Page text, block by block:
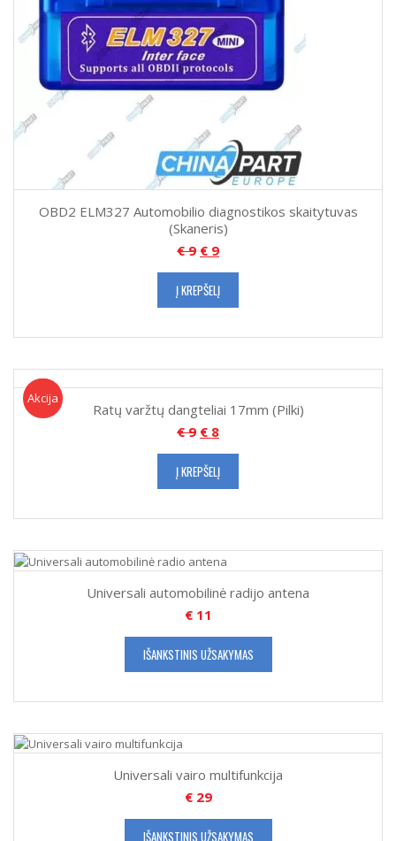
OBD2 ELM327 Automobilio diagnostikos skaitytuvas
(Skaneris)
€9 € 9
Į KREPŠELĮ
Akcija
Akcija!
Ratų varžtų dangteliai 17mm (Pilki)
€9 € 8
Į KREPŠELĮ
Universali automobilinė radijo antena
€11
IŠANKSTINIS UŽSAKYMAS
Universali vairo multifunkcija
€29
IŠANKSTINIS UŽSAKYMAS